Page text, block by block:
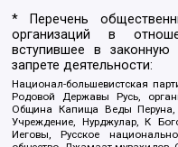
* Перечень
организаций в
вступившее в
запрете деятельности:
Национал-большевистская
Родовой Державы Русь,
Община Капища Веды Перуна,
Учреждение, Нурджулар, К
Иеговы, Русское